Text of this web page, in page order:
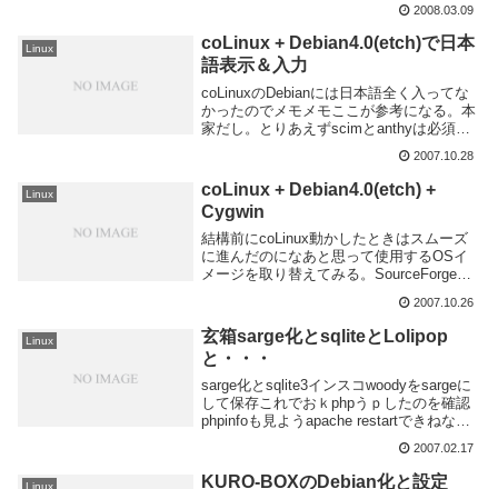
る。適当にまとまってて字数...
2008.03.09
Linux
coLinux + Debian4.0(etch)で日本
語表示＆入力
coLinuxのDebianには日本語全く入ってな
かったのでメモメモここが参考になる。本
家だし。とりあえずscimとanthyは必須か
と出た。おっしゃる通りにコマンド打つ
と・・・途中でエラー出て止まる。...
2007.10.28
Linux
coLinux + Debian4.0(etch) +
Cygwin
結構前にcoLinux動かしたときはスムーズ
に進んだのになあと思って使用するOSイ
メージを取り替えてみる。SourceForgeを
る。Debian-4.0r0-eth.ext3.1gbをダウンロ
ー...
2007.10.26
Linux
玄箱sarge化とsqliteとLolipop
と・・・
sarge化とsqlite3インスコwoodyをsargeに
して保存これでおｋphpうｐしたのを確認
phpinfoも見ようapache restartできねなん
る前にpearをインストールcppが...2007.02.17
KURO-BOXのDebian化と設定